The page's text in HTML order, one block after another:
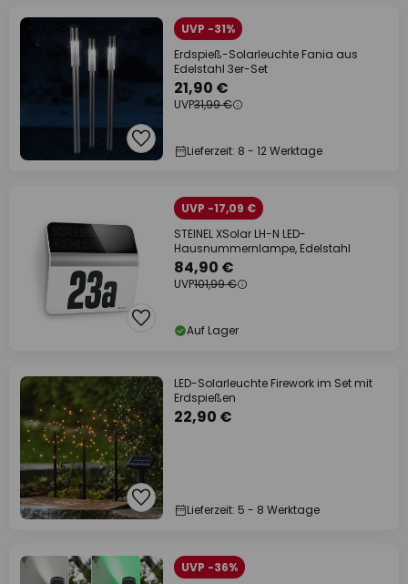
UVP -31%
Erdspieß-Solarleuchte Fania aus
Edelstahl 3er-Set
21,90 €
UVP31,99 €
Lieferzeit: 8 - 12 Werktage
UVP -17,09 €
STEINEL XSolar LH-N LED-
Hausnummernlampe, Edelstahl
84,90 €
UVP101,99 €
Auf Lager
LED-Solarleuchte Firework im Set mit
Erdspießen
22,90 €
Lieferzeit: 5 - 8 Werktage
UVP -36%